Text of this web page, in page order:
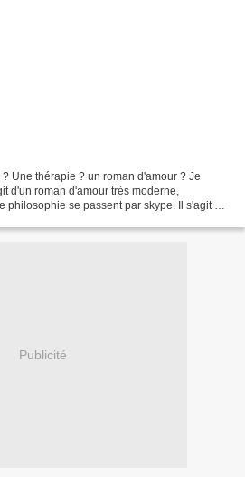
Une thérapie ? un roman d'amour ? Je
d'un roman d'amour très moderne,
philosophie se passent par skype. Il s'agit de
Publicité